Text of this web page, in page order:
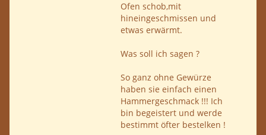
Ofen schob,mit
hineingeschmissen und
etwas erwärmt.
Was soll ich sagen ?
So ganz ohne Gewürze
haben sie einfach einen
Hammergeschmack !!! Ich
bin begeistert und werde
bestimmt öfter bestelken !